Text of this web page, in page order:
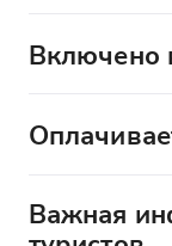
Вы
Включено
трансфер;
Обед в
Важная